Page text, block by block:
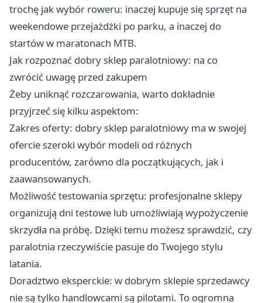
trochę jak wybór roweru: inaczej kupuje się sprzęt na
weekendowe przejażdżki po parku, a inaczej do
startów w maratonach MTB.
Jak rozpoznać dobry sklep paralotniowy: na co
zwrócić uwagę przed zakupem
Żeby uniknąć rozczarowania, warto dokładnie
przyjrzeć się kilku aspektom:
Zakres oferty: dobry sklep paralotniowy ma w swojej
ofercie szeroki wybór modeli od różnych
producentów, zarówno dla początkujących, jak i
zaawansowanych.
Możliwość testowania sprzętu: profesjonalne sklepy
organizują dni testowe lub umożliwiają wypożyczenie
skrzydła na próbę. Dzięki temu możesz sprawdzić, czy
paralotnia rzeczywiście pasuje do Twojego stylu
latania.
Doradztwo eksperckie: w dobrym sklepie sprzedawcy
nie są tylko handlowcami są pilotami. To ogromna